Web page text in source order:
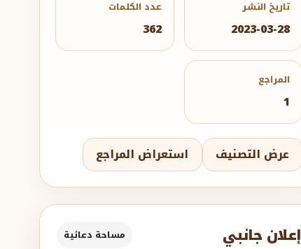
تاريخ النشر
2023-03-28
عدد الكلمات
362
المراجع
1
عرض التصنيف استعراض المراجع
إعلان جانبي مساحة دعائية